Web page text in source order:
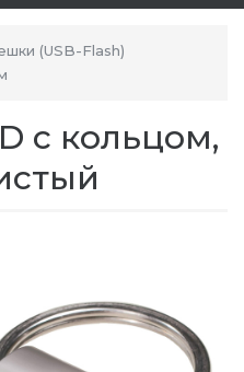
(USB-Flash)
с кольцом,